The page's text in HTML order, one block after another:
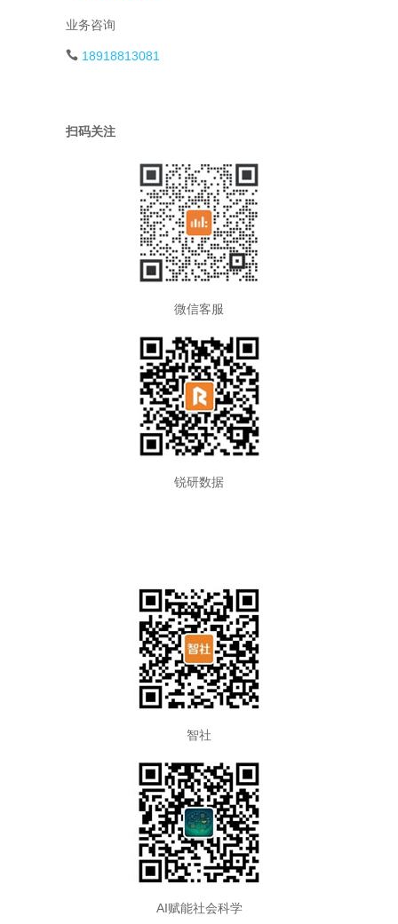
业务咨询
18918813081
扫码关注
微信客服
锐研数据
智社
AI赋能社会科学